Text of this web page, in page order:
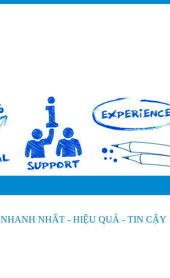
NHANH NHẤT - HIỆU QUẢ - TIN CẬY